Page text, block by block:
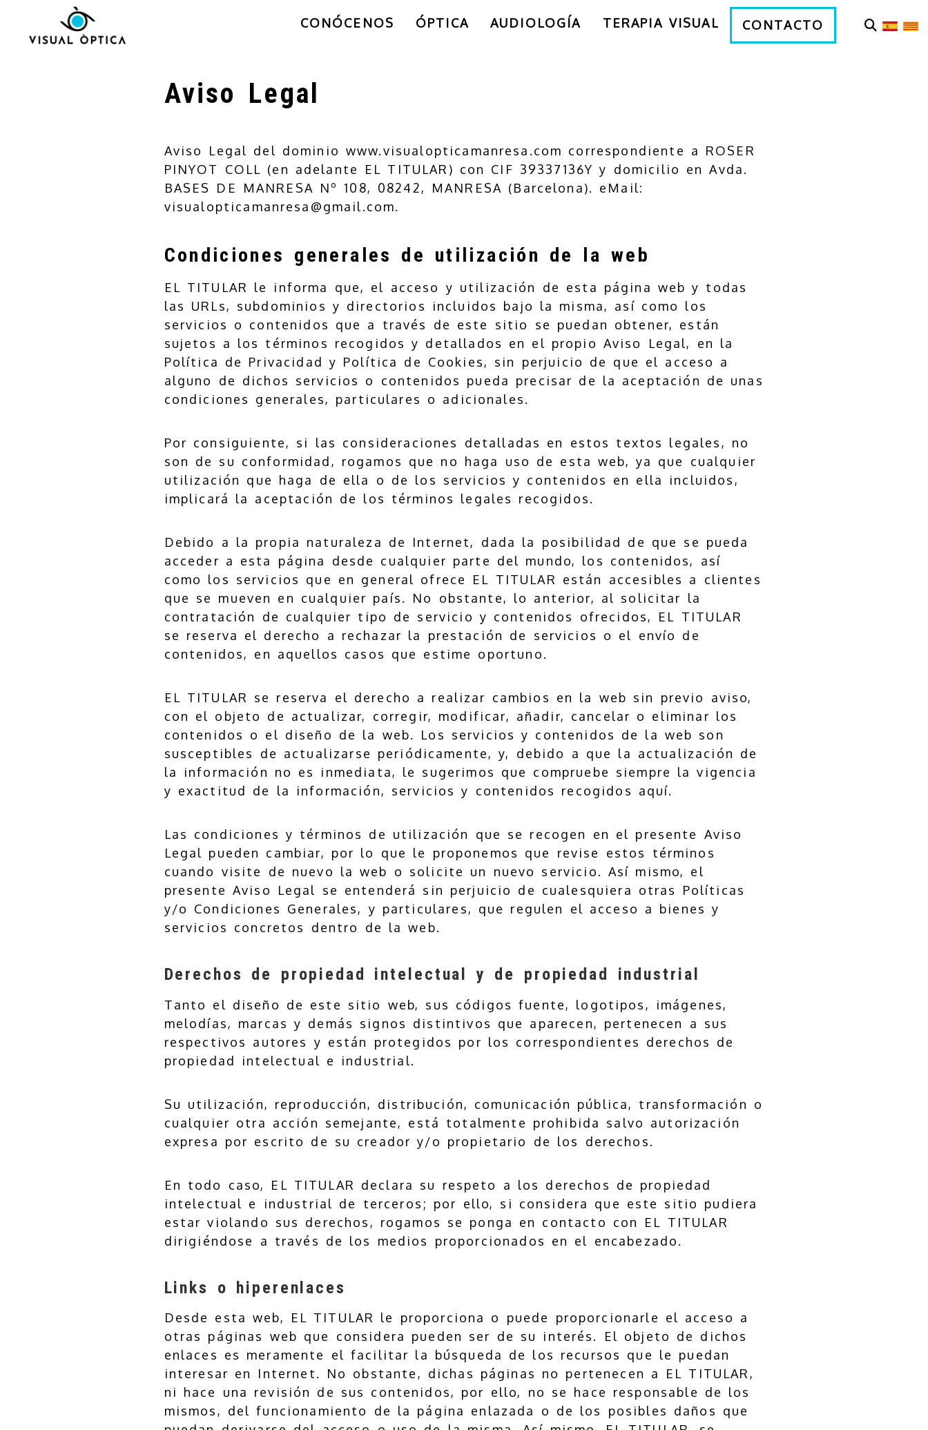
CONÓCENOS ÓPTICA AUDIOLOGÍA TERAPIA VISUAL CONTACTO
Aviso Legal
Aviso Legal del dominio www.visualopticamanresa.com correspondiente a ROSER
PINYOT COLL (en adelante EL TITULAR) con CIF 39337136Y y domicilio enAvda.
BASES DE MANRESA Nº 108, 08242, MANRESA (Barcelona). eMail:
visualopticamanresa@gmail.com.
Condiciones generales de utilización de la web
EL TITULAR le informa que, el acceso y utilización de esta página web y todas
las URLs, subdominios y directorios incluidos bajo la misma, así como los
servicios o contenidos que a través de este sitio se puedan obtener, están
sujetos a los términos recogidos y detallados en el propio Aviso Legal, en la
Política de Privacidad y Política de Cookies, sin perjuicio de que el acceso a
alguno de dichos servicios o contenidos pueda precisar de la aceptación de unas
condiciones generales, particulares o adicionales.
Por consiguiente, si las consideraciones detalladas en estos textos legales, no
son de su conformidad, rogamos que no haga uso de esta web, ya que cualquier
utilización que haga de ella o de los servicios y contenidos en ella incluidos,
implicará la aceptación de los términos legales recogidos.
Debido a la propia naturaleza de Internet, dada la posibilidad de que se pueda
acceder a esta página desde cualquier parte del mundo, los contenidos, así
como los servicios que en general ofrece EL TITULAR están accesibles a clientes
que se mueven en cualquier país. No obstante, lo anterior, al solicitar la
contratación de cualquier tipo de servicio y contenidos ofrecidos, EL TITULAR
se reserva el derecho a rechazar la prestación de servicios o el envío de
contenidos, en aquellos casos que estime oportuno.
EL TITULAR se reserva el derecho a realizar cambios en la web sin previo aviso,
con el objeto de actualizar, corregir, modificar, añadir, cancelar o eliminar los
contenidos o el diseño de la web. Los servicios y contenidos de la web son
susceptibles de actualizarse periódicamente, y, debido a que la actualización de
la información no es inmediata, le sugerimos que compruebe siempre la vigencia
y exactitud de la información, servicios y contenidos recogidos aquí.
Las condiciones y términos de utilización que se recogen en el presente Aviso
Legal pueden cambiar, por lo que le proponemos que revise estos términos
cuando visite de nuevo la web o solicite un nuevo servicio. Así mismo, el
presente Aviso Legal se entenderá sin perjuicio de cualesquiera otras Políticas
y/o Condiciones Generales, y particulares, que regulen el acceso a bienes y
servicios concretos dentro de la web.
Derechos de propiedad intelectual y de propiedad industrial
Tanto el diseño de este sitio web, sus códigos fuente, logotipos, imágenes,
melodías, marcas y demás signos distintivos que aparecen, pertenecen a sus
respectivos autores y están protegidos por los correspondientes derechos de
propiedad intelectual e industrial.
Su utilización, reproducción, distribución, comunicación pública, transformación o
cualquier otra acción semejante, está totalmente prohibida salvo autorización
expresa por escrito de su creador y/o propietario de los derechos.
En todo caso, EL TITULAR declara su respeto a los derechos de propiedad
intelectual e industrial de terceros; por ello, si considera que este sitio pudiera
estar violando sus derechos, rogamos se ponga en contacto con EL TITULAR
dirigiéndose a través de los medios proporcionados en el encabezado.
Links o hiperenlaces
Desde esta web, EL TITULAR le proporciona o puede proporcionarle el acceso a
otras páginas web que considera pueden ser de su interés. El objeto de dichos
enlaces es meramente el facilitar la búsqueda de los recursos que le puedan
interesar en Internet. No obstante, dichas páginas no pertenecen a EL TITULAR,
ni hace una revisión de sus contenidos, por ello, no se hace responsable de los
mismos, del funcionamiento de la página enlazada o de los posibles daños que